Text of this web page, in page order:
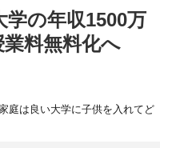
の年収1500万
料無料化へ
庭は良い大学に子供を入れてど